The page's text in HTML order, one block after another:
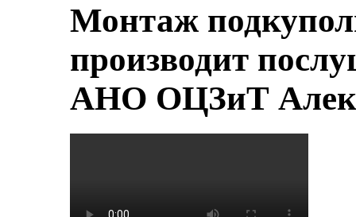
Монтаж
производит
АНО ОЦЗиТ